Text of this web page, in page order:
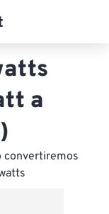
a
convertiremos